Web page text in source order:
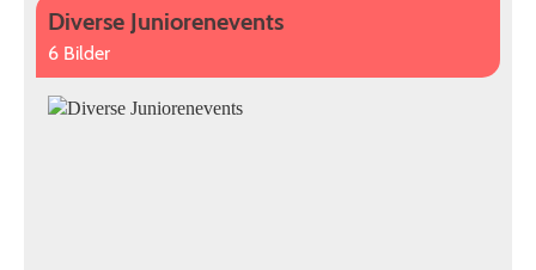
Diverse Juniorenevents
6 Bilder